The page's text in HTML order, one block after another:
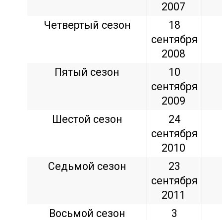
2007
Четвертый сезон
18
сентября
2008
Пятый сезон
10
сентября
2009
Шестой сезон
24
сентября
2010
Седьмой сезон
23
сентября
2011
Восьмой сезон
3